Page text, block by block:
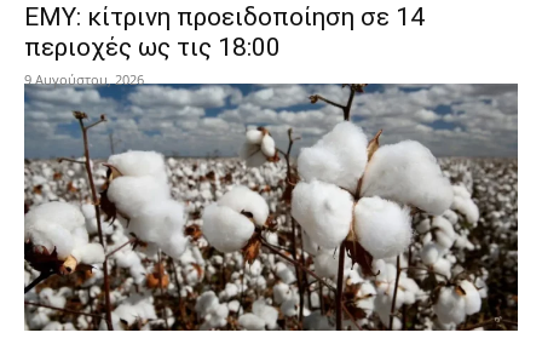
ΕΜΥ: κίτρινη προειδοποίηση σε 14
περιοχές ως τις 18:00
9 Αυγούστου, 2026